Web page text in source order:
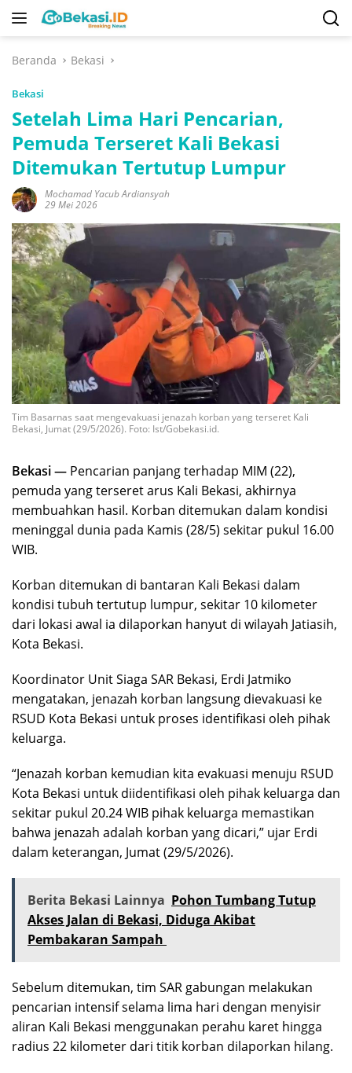
Langsung
Beranda
Bekasi
Bekasi
Setelah Lima Hari Pencarian,
Pemuda Terseret Kali Bekasi
Ditemukan Tertutup Lumpur
Mochamad Yacub Ardiansyah
29 Mei 2026
Tim Basarnas saat mengevakuasi jenazah korban yang terseret Kali
Bekasi, Jumat (29/5/2026). Foto: Ist/Gobekasi.id.
Bekasi — Pencarian panjang terhadap MIM (22),
pemuda yang terseret arus Kali Bekasi, akhirnya
membuahkan hasil. Korban ditemukan dalam kondisi
meninggal dunia pada Kamis (28/5) sekitar pukul 16.00
WIB.
Korban ditemukan di bantaran Kali Bekasi dalam
kondisi tubuh tertutup lumpur, sekitar 10 kilometer
dari lokasi awal ia dilaporkan hanyut di wilayah Jatiasih,
Kota Bekasi.
Koordinator Unit Siaga SAR Bekasi, Erdi Jatmiko
mengatakan, jenazah korban langsung dievakuasi ke
RSUD Kota Bekasi untuk proses identifikasi oleh pihak
keluarga.
“Jenazah korban kemudian kita evakuasi menuju RSUD
Kota Bekasi untuk diidentifikasi oleh pihak keluarga dan
sekitar pukul 20.24 WIB pihak keluarga memastikan
bahwa jenazah adalah korban yang dicari,” ujar Erdi
dalam keterangan, Jumat (29/5/2026).
Berita Bekasi Lainnya Pohon Tumbang Tutup
Akses Jalan di Bekasi, Diduga Akibat
Pembakaran Sampah
Sebelum ditemukan, tim SAR gabungan melakukan
pencarian intensif selama lima hari dengan menyisir
aliran Kali Bekasi menggunakan perahu karet hingga
radius 22 kilometer dari titik korban dilaporkan hilang.